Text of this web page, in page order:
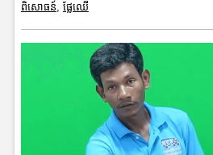
ពិសោធន៍, ផ្លែឈើ